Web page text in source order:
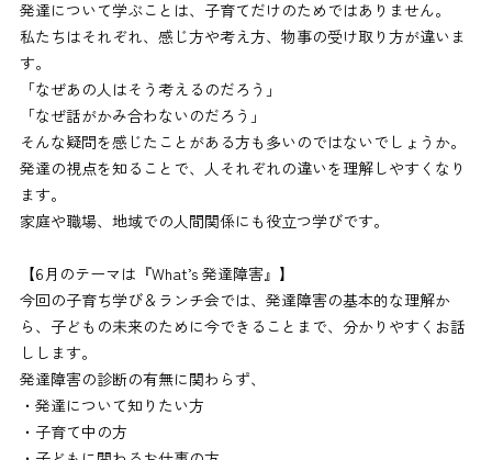
発達について学ぶことは、子育てだけのためではありません。
私たちはそれぞれ、感じ方や考え方、物事の受け取り方が違いま
す。
「なぜあの人はそう考えるのだろう」
「なぜ話がかみ合わないのだろう」
そんな疑問を感じたことがある方も多いのではないでしょうか。
発達の視点を知ることで、人それぞれの違いを理解しやすくなり
ます。
家庭や職場、地域での人間関係にも役立つ学びです。
【6月のテーマは『What’s 発達障害』】
今回の子育ち学び＆ランチ会では、発達障害の基本的な理解か
ら、子どもの未来のために今できることまで、分かりやすくお話
しします。
発達障害の診断の有無に関わらず、
・発達について知りたい方
・子育て中の方